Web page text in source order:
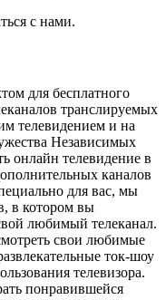
с нами.
для бесплатного
транслируемых
телевидением и на
Независимых
онлайн телевидение в
каналов
для вас, мы
в котором вы
любимый телеканал.
свои любимые
ток-шоу
телевизора.
понравившейся